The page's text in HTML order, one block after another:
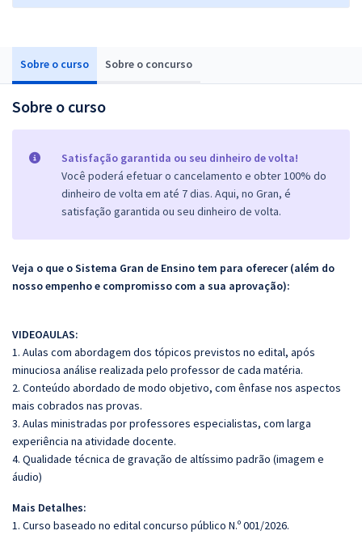
Sobre o curso Sobre o concurso
Sobre o curso
Satisfação garantida ou seu dinheiro de volta!
Você poderá efetuar o cancelamento e obter 100% do
dinheiro de volta em até 7 dias. Aqui, no Gran, é
satisfação garantida ou seu dinheiro de volta.
Veja o que o Sistema Gran de Ensino tem para oferecer (além do
nosso empenho e compromisso com a sua aprovação):
VIDEOAULAS:
1. Aulas com abordagem dos tópicos previstos no edital, após
minuciosa análise realizada pelo professor de cada matéria.
2. Conteúdo abordado de modo objetivo, com ênfase nos aspectos
mais cobrados nas provas.
3. Aulas ministradas por professores especialistas, com larga
experiência na atividade docente.
4. Qualidade técnica de gravação de altíssimo padrão (imagem e
áudio)
Mais Detalhes:
1. Curso baseado no edital concurso público N.º 001/2026.